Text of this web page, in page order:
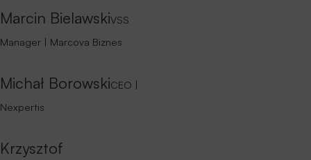
Sztuczna inteligencja, robotyzacja i
automatyzacja procesów back-office,
Cyberbezpieczeństwo i ochrona
danych w sektorze bankowości
praktyki oraz regulacje prawne. DORA i